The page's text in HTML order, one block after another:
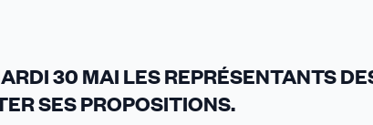
30 MAI LES REPRÉSENTANTS
SES PROPOSITIONS.